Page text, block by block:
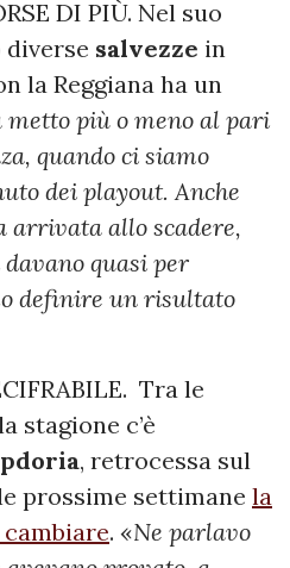
DI PIÙ. Nel suo
salvezze in
la Reggiana ha un
metto più o meno al pari
quando ci siamo
dei playout. Anche
arrivata allo scadere,
quasi per
definire un risultato
Tra le
stagione c’è
, retrocessa sul
prossime settimane la
. «Ne parlavo